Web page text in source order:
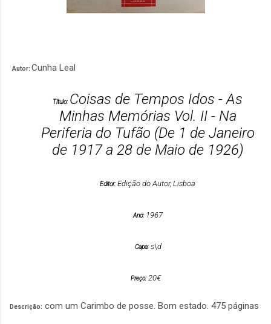
Autor: Cunha Leal
Título: Coisas de Tempos Idos - As
Minhas Memórias Vol. II - Na
Periferia do Tufão (De 1 de Janeiro
de 1917 a 28 de Maio de 1926)
Editor: Edição do Autor, Lisboa
Ano:1967
Capa: s\d
Preço: 20€
Descrição: com um Carimbo de posse. Bom estado. 475 páginas